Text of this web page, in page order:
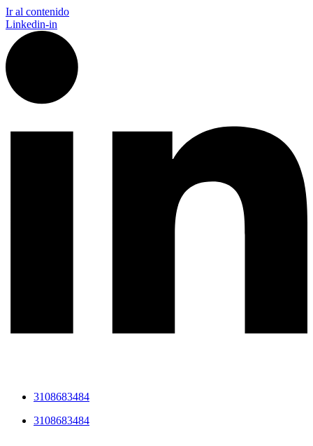
Ir al contenido
Linkedin-in
3108683484
3108683484